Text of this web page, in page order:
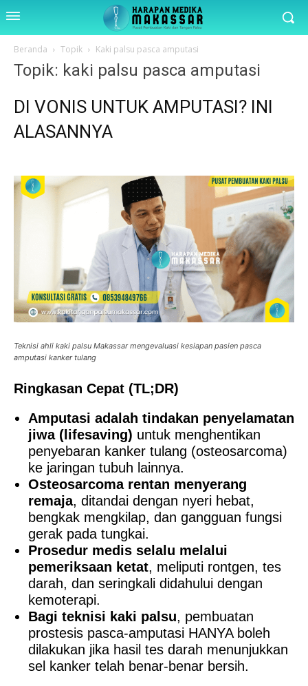
Beranda Topik Kaki palsu pasca amputasi
Topik: kaki palsu pasca amputasi
DI VONIS UNTUK AMPUTASI? INI
ALASANNYA
Teknisi ahli kaki palsu Makassar mengevaluasi kesiapan pasien pasca
amputasi kanker tulang
Ringkasan Cepat (TL;DR)
Amputasi adalah tindakan penyelamatan
jiwa (lifesaving) untuk menghentikan
penyebaran kanker tulang (osteosarcoma)
ke jaringan tubuh lainnya.
Osteosarcoma rentan menyerang
remaja, ditandai dengan nyeri hebat,
bengkak mengkilap, dan gangguan fungsi
gerak pada tungkai.
Prosedur medis selalu melalui
pemeriksaan ketat, meliputi rontgen, tes
darah, dan seringkali didahului dengan
kemoterapi.
Bagi teknisi kaki palsu, pembuatan
prostesis pasca-amputasi HANYA boleh
dilakukan jika hasil tes darah menunjukkan
sel kanker telah benar-benar bersih.